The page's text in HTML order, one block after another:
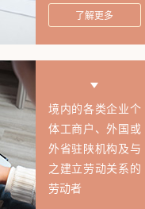
了解更多
境内的各类企业个
体工商户、外国或
外省驻陕机构及与
之建立劳动关系的
劳动者